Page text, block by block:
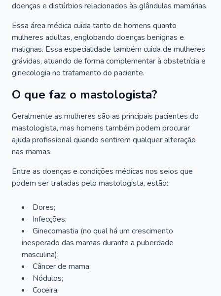
doenças e distúrbios relacionados às glândulas mamárias.
Essa área médica cuida tanto de homens quanto
mulheres adultas, englobando doenças benignas e
malignas. Essa especialidade também cuida de mulheres
grávidas, atuando de forma complementar à obstetrícia e
ginecologia no tratamento do paciente.
O que faz o mastologista?
Geralmente as mulheres são as principais pacientes do
mastologista, mas homens também podem procurar
ajuda profissional quando sentirem qualquer alteração
nas mamas.
Entre as doenças e condições médicas nos seios que
podem ser tratadas pelo mastologista, estão:
Dores;
Infecções;
Ginecomastia (no qual há um crescimento
inesperado das mamas durante a puberdade
masculina);
Câncer de mama;
Nódulos;
Coceira;